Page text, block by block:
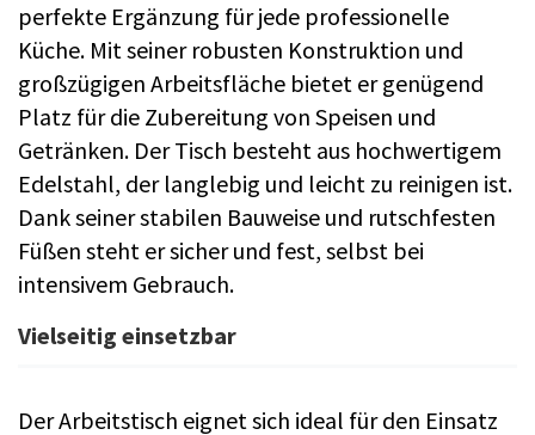
perfekte Ergänzung für jede professionelle
Küche. Mit seiner robusten Konstruktion und
großzügigen Arbeitsfläche bietet er genügend
Platz für die Zubereitung von Speisen und
Getränken. Der Tisch besteht aus hochwertigem
Edelstahl, der langlebig und leicht zu reinigen ist.
Dank seiner stabilen Bauweise und rutschfesten
Füßen steht er sicher und fest, selbst bei
intensivem Gebrauch.
Vielseitig einsetzbar
Der Arbeitstisch eignet sich ideal für den Einsatz